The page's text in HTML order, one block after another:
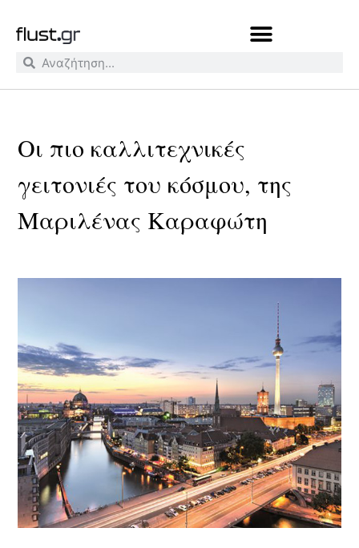
Οι πιο καλλιτεχνικές
γειτονιές του κόσμου, της
Μαριλένας Καραφώτη